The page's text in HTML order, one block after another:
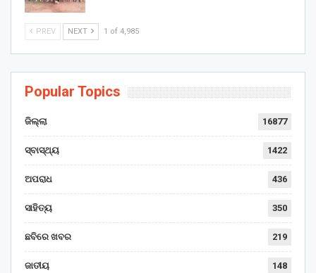
PREV NEXT 1 of 4,985
Popular Topics
ଜିଲ୍ଲା 16877
ସ୍ବାସ୍ଥ୍ୟ 1422
ଅପରାଧ 436
ସାହିତ୍ୟ 350
ଛବିରେ ଖବର 219
ଜାତୀୟ 148